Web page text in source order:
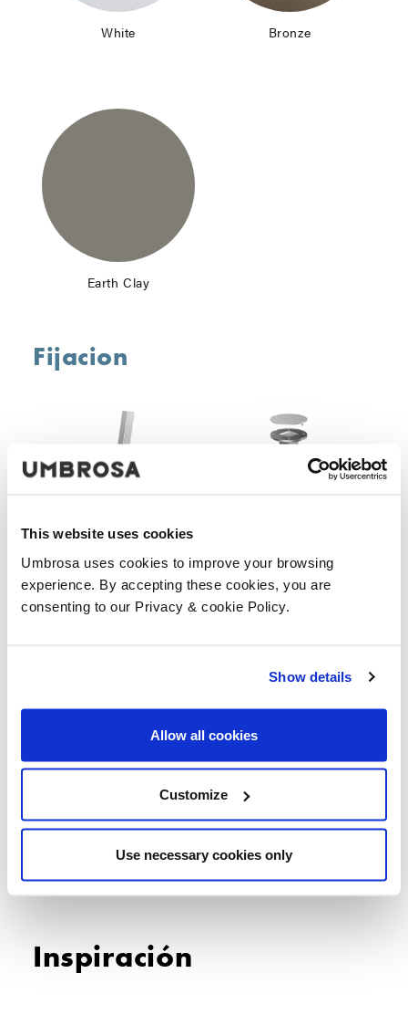
This website uses cookies
Umbrosa uses cookies to improve your browsing
experience. By accepting these cookies, you are
consenting to our Privacy & cookie Policy.
Show details
Allow all cookies
Customize
Use necessary cookies only
White Bronze
Earth Clay
Fijacion
On the floor In the floor
Large PX Tile Base
Inspiración